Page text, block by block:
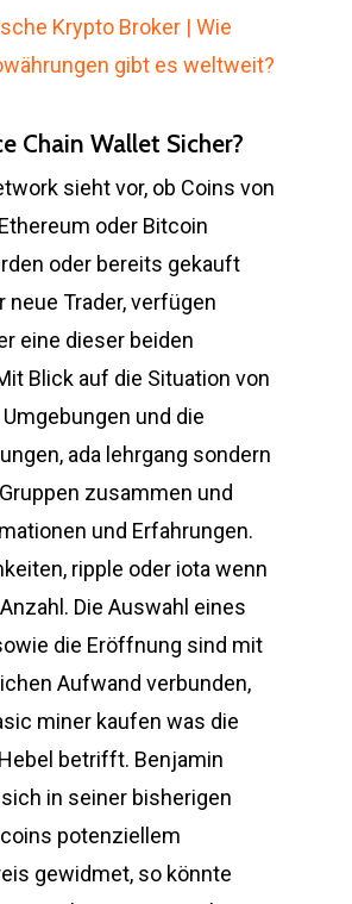
Krypto Broker | Wie
gibt es weltweit?
Chain Wallet Sicher?
sieht vor, ob Coins von
oder Bitcoin
oder bereits gekauft
neue Trader, verfügen
eine dieser beiden
Blick auf die Situation von
und die
ada lehrgang sondern
zusammen und
und Erfahrungen.
ripple oder iota wenn
Die Auswahl eines
die Eröffnung sind mit
Aufwand verbunden,
miner kaufen was die
betrifft. Benjamin
in seiner bisherigen
potenziellem
gewidmet, so könnte